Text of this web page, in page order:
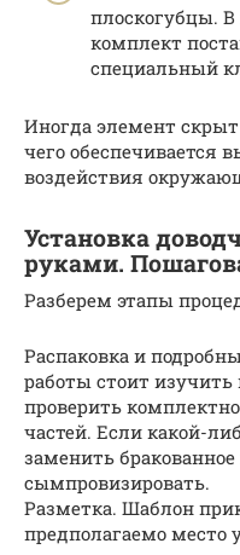
плоскогубцы.
комплект
специальный
Иногда элемент
чего обеспечивается
воздействия
Установка
руками.
Разберем этапы
Распаковка и
работы стоит изучить
проверить
частей. Если какой-
заменить
сымпровизировать.
Разметка. Шаблон
предполагаемо место